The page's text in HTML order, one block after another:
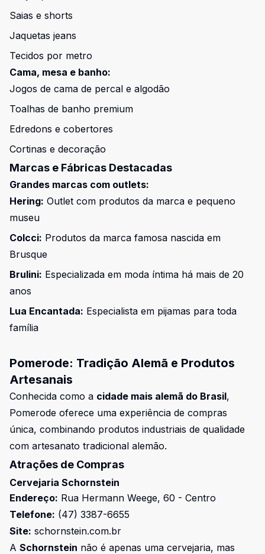
Saias e shorts
Jaquetas jeans
Tecidos por metro
Cama, mesa e banho:
Jogos de cama de percal e algodão
Toalhas de banho premium
Edredons e cobertores
Cortinas e decoração
Marcas e Fábricas Destacadas
Grandes marcas com outlets:
Hering: Outlet com produtos da marca e pequeno
museu
Colcci: Produtos da marca famosa nascida em
Brusque
Brulini: Especializada em moda íntima há mais de 20
anos
Lua Encantada: Especialista em pijamas para toda
família
Pomerode: Tradição Alemã e Produtos
Artesanais
Conhecida como a cidade mais alemã do Brasil,
Pomerode oferece uma experiência de compras
única, combinando produtos industriais de qualidade
com artesanato tradicional alemão.
Atrações de Compras
Cervejaria Schornstein
Endereço: Rua Hermann Weege, 60 - Centro
Telefone: (47) 3387-6655
Site: schornstein.com.br
A Schornstein não é apenas uma cervejaria, mas